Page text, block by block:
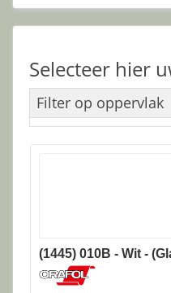
Selecteer hier
Filter op oppervlak
(1445) 010B - Wit -